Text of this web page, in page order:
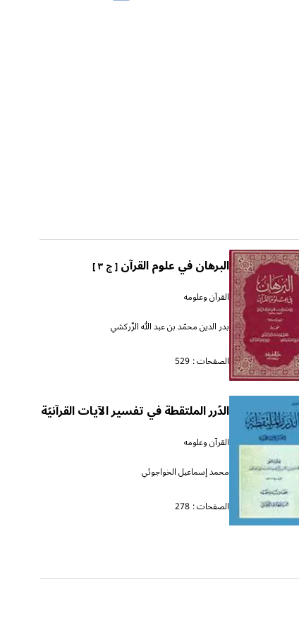
البرهان في علوم القرآن[ ج ٣ ]
القرآن وعلومه
بدر الدين محمّد بن عبد الله الزّركشي
الصفحات : 529
الدّرر الملتقطة في تفسير الآيات القرآنيّة
القرآن وعلومه
محمد إسماعيل الخواجوئي
الصفحات : 278